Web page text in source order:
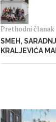
Prethodni članak
SMEH,
KRALJEVIĆA